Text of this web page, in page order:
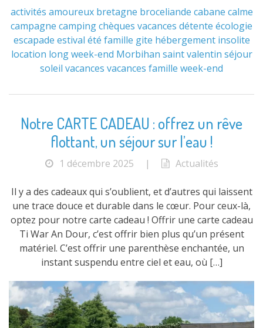
activités amoureux bretagne broceliande cabane calme
campagne campingchèques vacances détente écologie
escapade estival été famille gite hébergement insolite
location long week-end Morbihan saint valentin séjour
soleil vacances vacances famille week-end
Notre CARTE CADEAU : offrez un rêve
flottant, un séjour sur l’eau !
1 décembre 2025 | Actualités
Il y a des cadeaux qui s’oublient, et d’autres qui laissent
une trace douce et durable dans le cœur. Pour ceux-là,
optez pour notre carte cadeau ! Offrir une carte cadeau
Ti War An Dour, c’est offrir bien plus qu’un présent
matériel. C’est offrir une parenthèse enchantée, un
instant suspendu entre ciel et eau, où […]